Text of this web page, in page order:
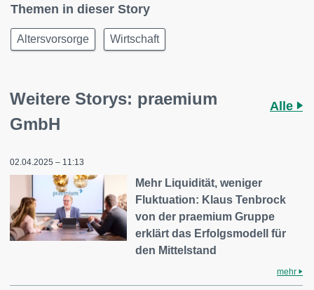
Themen in dieser Story
Altersvorsorge Wirtschaft
Weitere Storys: praemium
GmbH
Alle
02.04.2025 – 11:13
Mehr Liquidität, weniger
Fluktuation: Klaus Tenbrock
von der praemium Gruppe
erklärt das Erfolgsmodell für
den Mittelstand
mehr